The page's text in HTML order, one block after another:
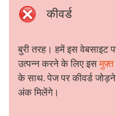
कीवर्ड
बुरी तरह। हमें इस वेबसाइट
उत्पन्न करने के लिए इस मुफ़्त
के साथ. पेज पर कीवर्ड
अंक मिलेंगे।